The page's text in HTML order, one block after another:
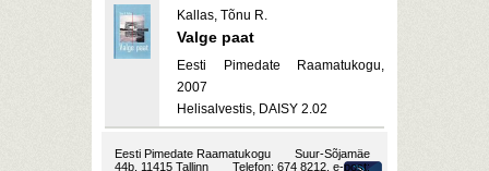
Kallas, Tõnu R.
Valge paat
Eesti Pimedate Raamatukogu,
2007
Helisalvestis, DAISY 2.02
Eesti Pimedate Raamatukogu
Suur-Sõjamäe
44b, 11415 Tallinn
Telefon: 674 8212, e-post: